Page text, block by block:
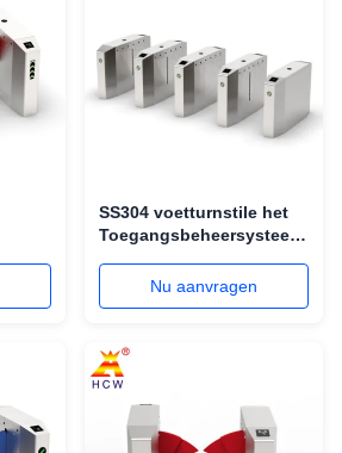
SS304 voetturnstile het
Toegangsbeheersysteem
Poortkleuterschool
Nu aanvragen